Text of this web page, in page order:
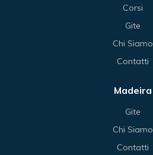
Corsi
Gite
Chi Siamo
Contatti
Madeira
Gite
Chi Siamo
Contatti